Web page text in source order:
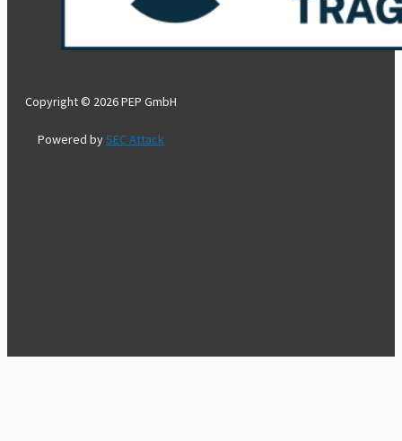
Copyright © 2026 PEP GmbH
Powered bySEC Attack